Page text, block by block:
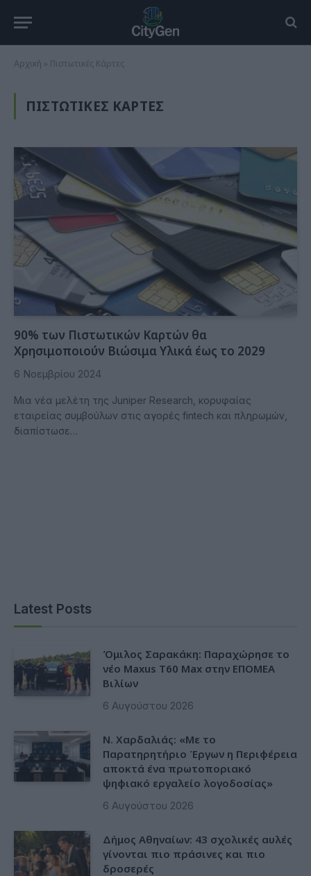
Αρχική Πιστωτικές Κάρτες
ΠΙΣΤΩΤΙΚΈΣ ΚΆΡΤΕΣ
90% των Πιστωτικών Καρτών θα
Χρησιμοποιούν Βιώσιμα Υλικά έως το 2029
6 Νοεμβρίου 2024
Μια νέα μελέτη της Juniper Research, κορυφαίας
εταιρείας συμβούλων στις αγορές fintech και πληρωμών,
διαπίστωσε…
Latest Posts
Όμιλος Σαρακάκη: Παραχώρησε το
νέο Maxus T60 Max στην ΕΠΟΜΕΑ
Βιλίων
6 Αυγούστου 2026
Ν. Χαρδαλιάς: «Με το
Παρατηρητήριο Έργων η Περιφέρεια
αποκτά ένα πρωτοποριακό
ψηφιακό εργαλείο λογοδοσίας»
6 Αυγούστου 2026
Δήμος Αθηναίων: 43 σχολικές αυλές
γίνονται πιο πράσινες και πιο
δροσερές